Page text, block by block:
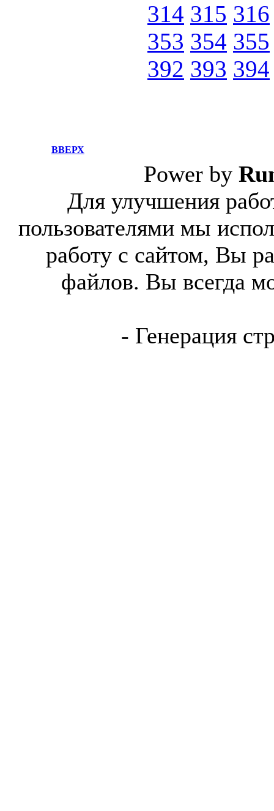
314 315 316
353 354 355
392 393 394
ВВЕРХ
Power by
Для улучшения
пользователями мы
работу с сайтом, Вы
файлов. Вы всегда
- Генерация